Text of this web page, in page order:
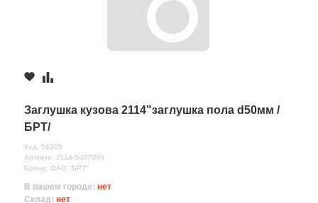
Заглушка кузова 2114"заглушка пола d50мм /
БРТ/
Код: 56305
Артикул: 2114-5007096
Бренд: ОАО "БРТ"
В вашем городе: нет
Склад: нет